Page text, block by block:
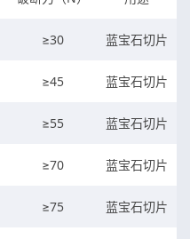
≥30 蓝宝石切片
≥45 蓝宝石切片
≥55 蓝宝石切片
≥70 蓝宝石切片
≥75 蓝宝石切片